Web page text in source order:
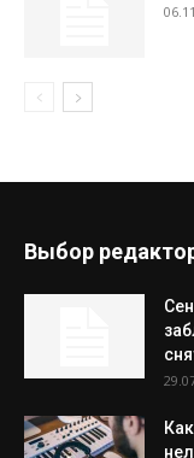
Выбор